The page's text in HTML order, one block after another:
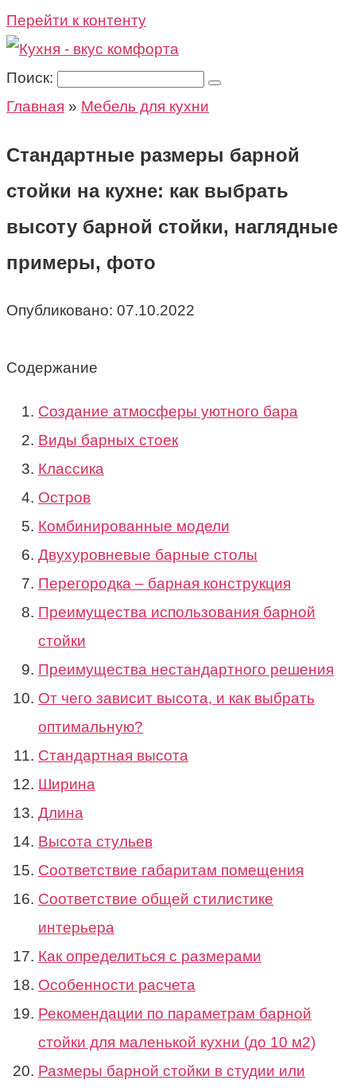
Перейти к контенту
Поиск:
Главная » Мебель для кухни
Стандартные размеры барной
стойки на кухне: как выбрать
высоту барной стойки, наглядные
примеры, фото
Опубликовано: 07.10.2022
Содержание
Создание атмосферы уютного бара
Виды барных стоек
Классика
Остров
Комбинированные модели
Двухуровневые барные столы
Перегородка – барная конструкция
Преимущества использования барной
стойки
Преимущества нестандартного решения
От чего зависит высота, и как выбрать
оптимальную?
Стандартная высота
Ширина
Длина
Высота стульев
Соответствие габаритам помещения
Соответствие общей стилистике
интерьера
Как определиться с размерами
Особенности расчета
Рекомендации по параметрам барной
стойки для маленькой кухни (до 10 м2)
Размеры барной стойки в студии или